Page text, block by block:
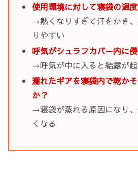
使用環境に対して寝袋の温
→熱くなりすぎて汗をかき
りやすい
呼気がシュラフカバー内に
→呼気が中に入ると結露が起
濡れたギアを寝袋内で乾か
か？
→寝袋が蒸れる原因になり
くなる